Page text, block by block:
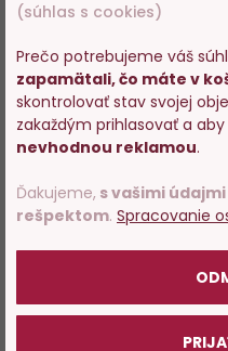
(súhlas s cookies)
Prečo potrebujeme váš
zapamätali, čo máte v
skontrolovať stav svojej
zakaždým prihlasovať a
nevhodnou reklamou.
Ďakujeme, s vašimi
rešpektom. Spracovanie
predajom
potvrďte,